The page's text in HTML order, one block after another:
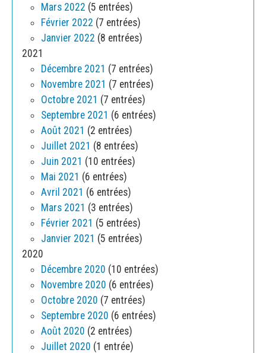
Mars 2022 (5 entrées)
Février 2022 (7 entrées)
Janvier 2022 (8 entrées)
2021
Décembre 2021 (7 entrées)
Novembre 2021 (7 entrées)
Octobre 2021 (7 entrées)
Septembre 2021 (6 entrées)
Août 2021 (2 entrées)
Juillet 2021 (8 entrées)
Juin 2021 (10 entrées)
Mai 2021 (6 entrées)
Avril 2021 (6 entrées)
Mars 2021 (3 entrées)
Février 2021 (5 entrées)
Janvier 2021 (5 entrées)
2020
Décembre 2020 (10 entrées)
Novembre 2020 (6 entrées)
Octobre 2020 (7 entrées)
Septembre 2020 (6 entrées)
Août 2020 (2 entrées)
Juillet 2020 (1 entrée)